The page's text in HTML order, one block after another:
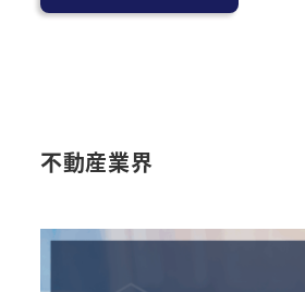
不動産業界